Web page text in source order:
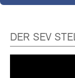
DER SEV